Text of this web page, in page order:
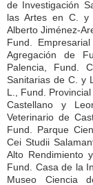
de Investigación
las Artes en C. y
Alberto Jiménez-
Fund.
Agregación de
Palencia, Fund.
Sanitarias de C. y
L., Fund.
Castellano y
Veterinario de
Fund. Parque
Cei Studii
Alto Rendimiento
Fund. Casa de la
Museo Ciencia